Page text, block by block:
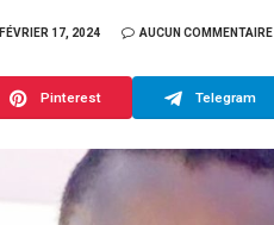
FÉVRIER 17, 2024 AUCUN COMMENTAIRE
Pinterest Telegram